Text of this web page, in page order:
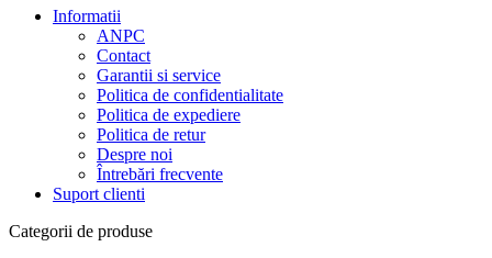
Informatii
ANPC
Contact
Garantii si service
Politica de confidentialitate
Politica de expediere
Politica de retur
Despre noi
Întrebări frecvente
Suport clienti
Categorii de produse